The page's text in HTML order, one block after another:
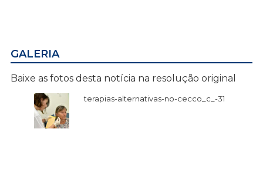
GALERIA
Baixe as fotos desta notícia na resolução original
terapias-alternativas-no-cecco_c_-31